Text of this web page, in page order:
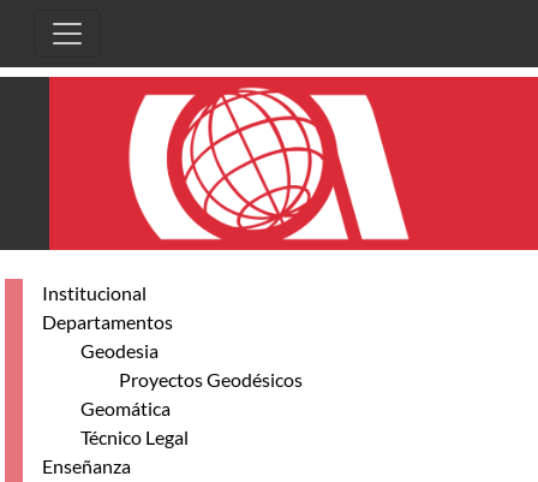
Institucional
Departamentos
Geodesia
Proyectos Geodésicos
Geomática
Técnico Legal
Enseñanza